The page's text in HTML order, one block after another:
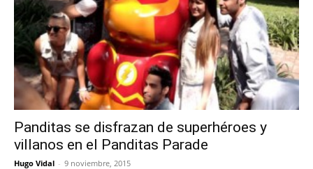
Panditas se disfrazan de superhéroes y
villanos en el Panditas Parade
Hugo Vidal - 9 noviembre, 2015